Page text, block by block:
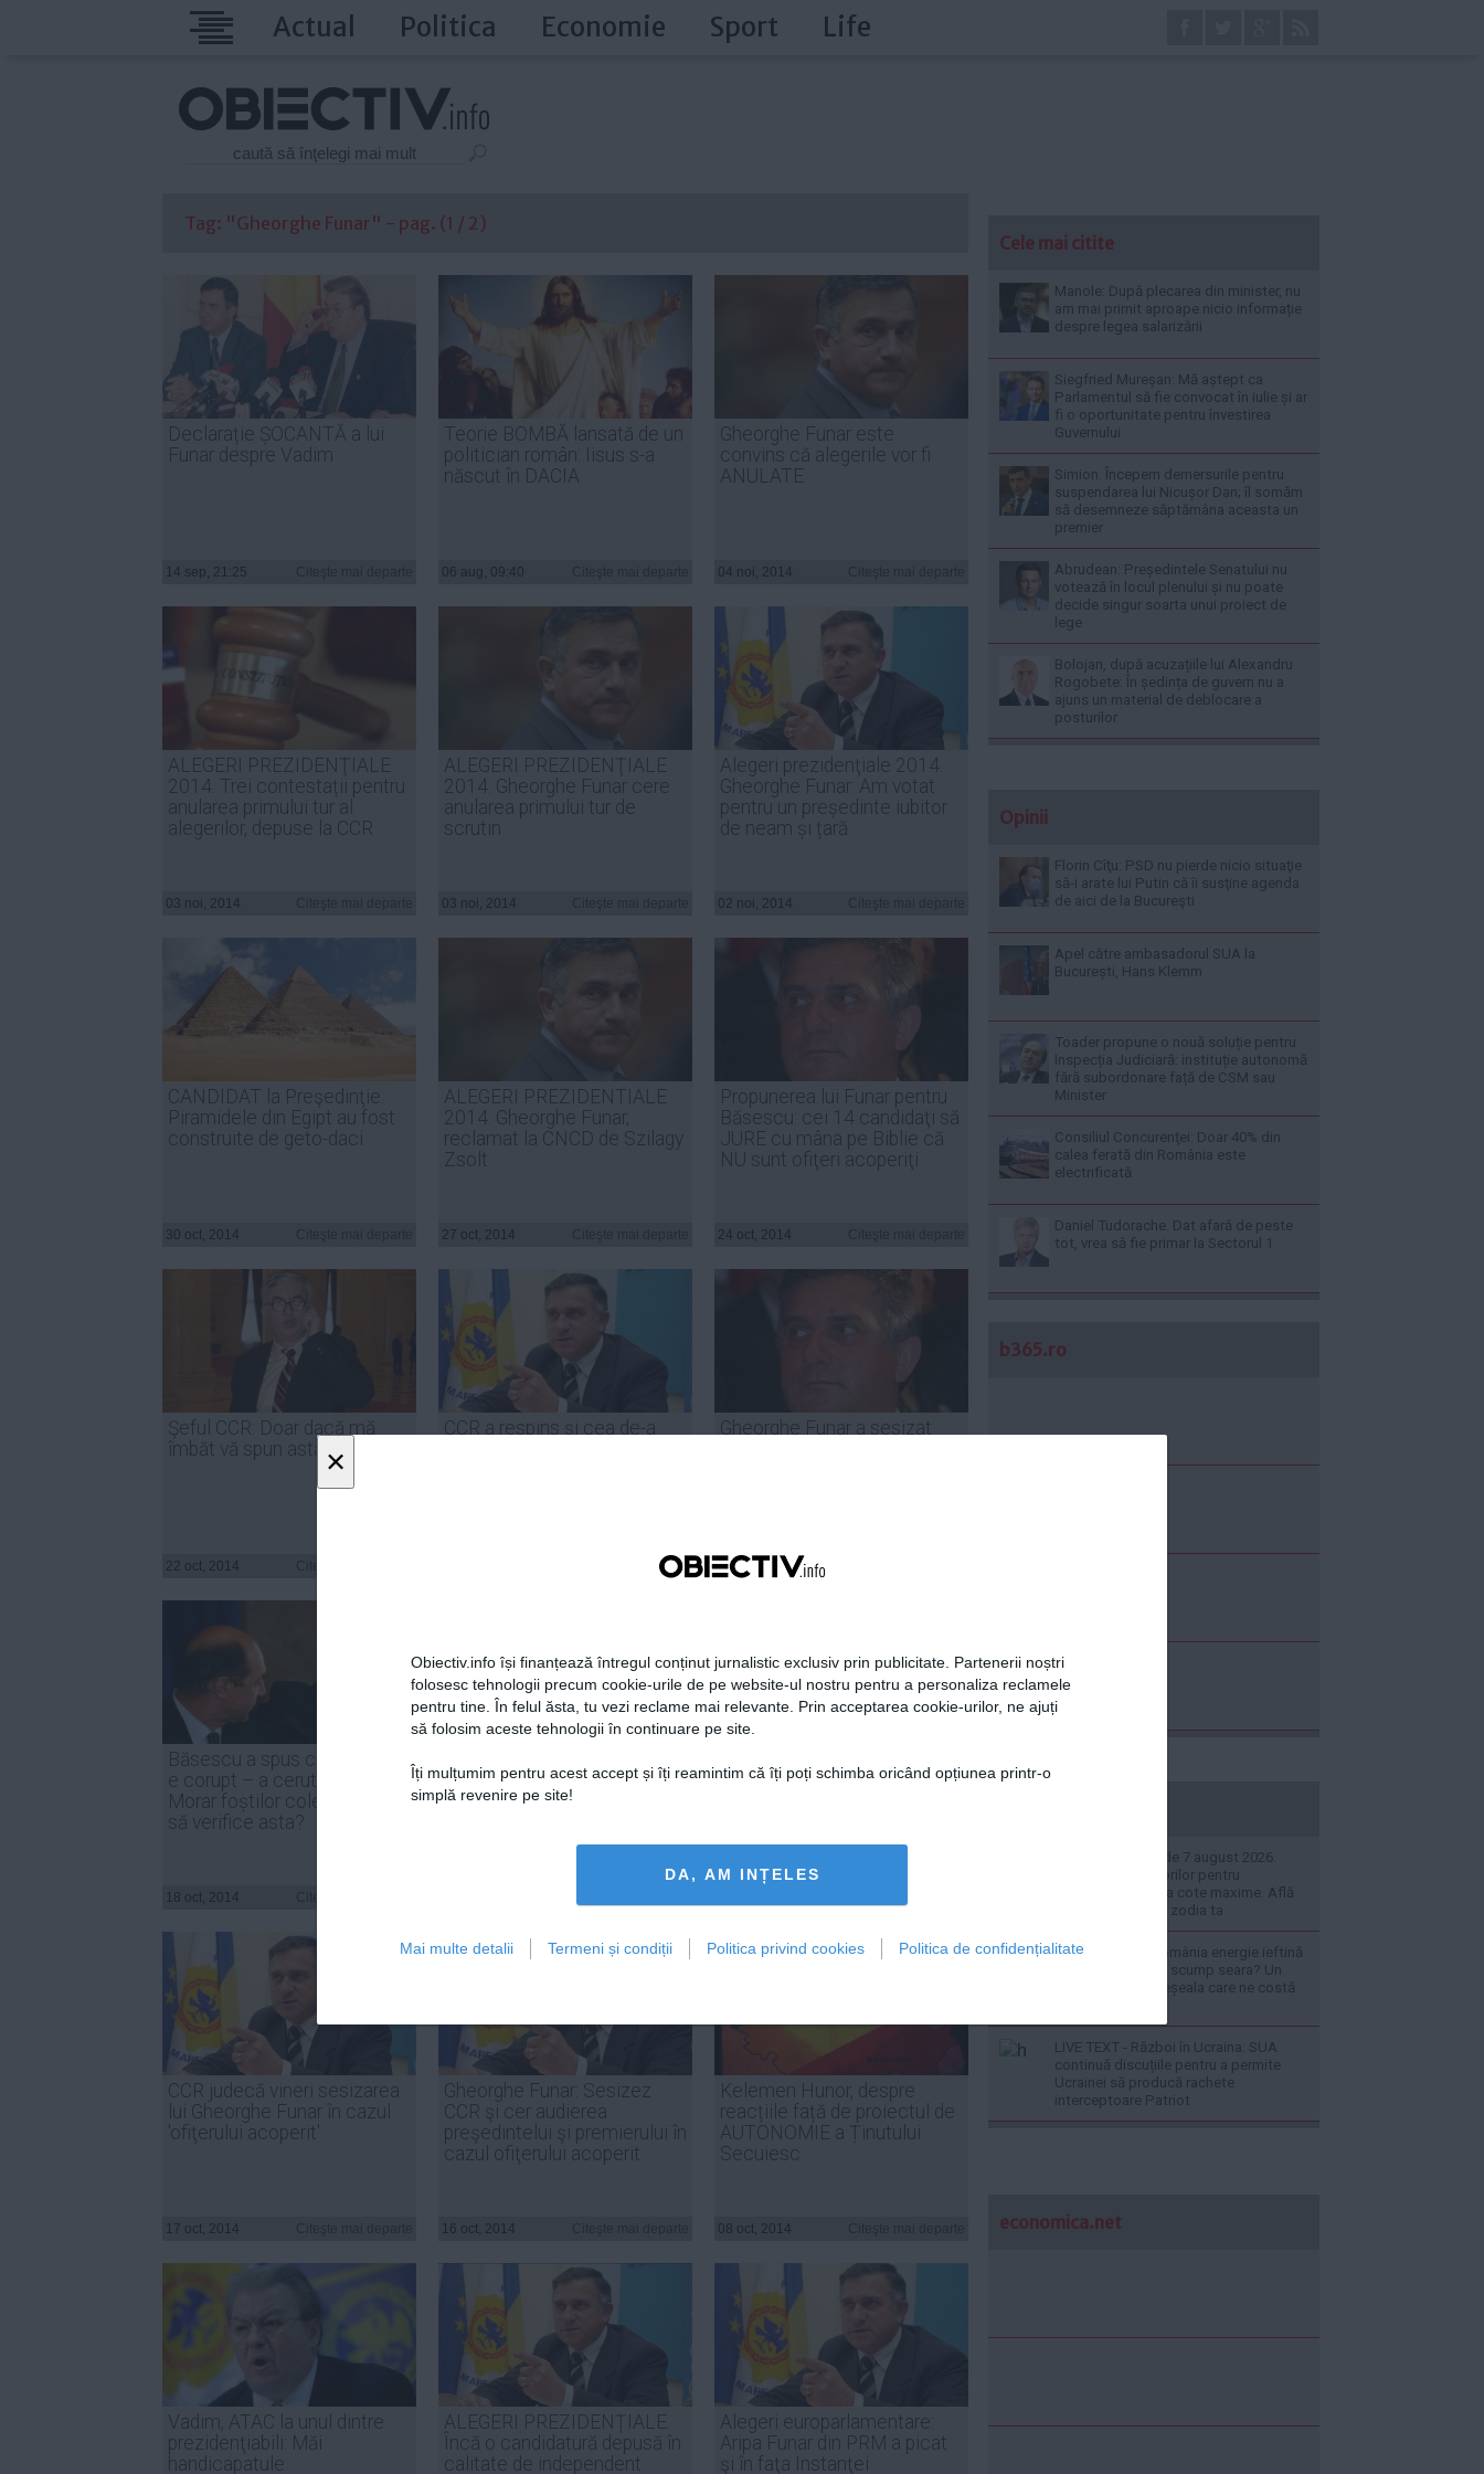
×
Obiectiv.info își finanțează întregul conținut jurnalistic exclusiv prin publicitate. Partenerii noștri
folosesc tehnologii precum cookie-urile de pe website-ul nostru pentru a personaliza reclamele
pentru tine. În felul ăsta, tu vezi reclame mai relevante. Prin acceptarea cookie-urilor, ne ajuți
să folosim aceste tehnologii în continuare pe site.
Îți mulțumim pentru acest accept și îți reamintim că îți poți schimba oricând opțiunea printr-o
simplă revenire pe site!
DA, AM INȚELES
Mai multe detalii Termeni și condiții Politica privind cookies Politica de confidențialitate
Actual Politica Economie Sport Life
Tag: "Gheorghe Funar" - pag. (1 / 2)
Declarație ȘOCANTĂ a lui
Funar despre Vadim
14 sep, 21:25
Teorie BOMBĂ lansată de un
politician român: Iisus s-a
născut în DACIA
06 aug, 09:40
Gheorghe Funar este
convins că alegerile vor fi
ANULATE
04 noi, 2014
ALEGERI PREZIDENŢIALE
2014. Trei contestații pentru
anularea primului tur al
alegerilor, depuse la CCR
03 noi, 2014
ALEGERI PREZIDENŢIALE
2014. Gheorghe Funar cere
anularea primului tur de
scrutin
03 noi, 2014
Alegeri prezidenţiale 2014.
Gheorghe Funar: Am votat
pentru un președinte iubitor
de neam și țară
02 noi, 2014
CANDIDAT la Preşedinţie:
Piramidele din Egipt au fost
construite de geto-daci
30 oct, 2014
ALEGERI PREZIDENTIALE
2014. Gheorghe Funar,
reclamat la CNCD de Szilagy
Zsolt
27 oct, 2014
Propunerea lui Funar pentru
Băsescu: cei 14 candidaţi să
JURE cu mâna pe Biblie că
NU sunt ofiţeri acoperiţi
24 oct, 2014
Şeful CCR: Doar dacă mă
îmbăt vă spun asta
22 oct, 2014
CCR a respins şi cea de-a
Citeşte mai departe
Gheorghe Funar a sesizat
21 oct, 2014
Băsescu a spus că Iohannis
e corupt – a cerut domnul
Morar foștilor colegi din DNA
să verifice asta?
18 oct, 2014
Gheorghe Funar în cazul
'ofiţerului acoperit'
unei candidaturi: Nu ştiu
CCR judecă vineri sesizarea
lui Gheorghe Funar în cazul
'ofiţerului acoperit'
17 oct, 2014
Gheorghe Funar: Sesizez
CCR şi cer audierea
preşedintelui şi premierului în
cazul ofiţerului acoperit
16 oct, 2014
Kelemen Hunor, despre
reacțiile față de proiectul de
AUTONOMIE a Ținutului
Secuiesc
08 oct, 2014
Vadim, ATAC la unul dintre
prezidenţiabili: Măi
handicapatule
ALEGERI PREZIDENȚIALE.
Încă o candidatură depusă în
calitate de independent
Alegeri europarlamentare:
Aripa Funar din PRM a picat
şi în faţa Instanţei
Cele mai citite
Manole: După plecarea din minister, nu
am mai primit aproape nicio informație
despre legea salarizării
Siegfried Mureșan: Mă aștept ca
Parlamentul să fie convocat în iulie și ar
fi o oportunitate pentru învestirea
Guvernului
Simion: Începem demersurile pentru
suspendarea lui Nicușor Dan; îl somăm
să desemneze săptămâna aceasta un
premier
Abrudean: Președintele Senatului nu
votează în locul plenului și nu poate
decide singur soarta unui proiect de
lege
Bolojan, după acuzațiile lui Alexandru
Rogobete: În ședința de guvern nu a
ajuns un material de deblocare a
posturilor
Opinii
Florin Cîţu: PSD nu pierde nicio situaţie
să-i arate lui Putin că îi susţine agenda
de aici de la Bucureşti
Apel către ambasadorul SUA la
București, Hans Klemm
Toader propune o nouă soluție pentru
Inspecția Judiciară: instituție autonomă
fără subordonare față de CSM sau
Minister
Consiliul Concurenţei: Doar 40% din
calea ferată din România este
electrificată
Daniel Tudorache. Dat afară de peste
tot, vrea să fie primar la Sectorul 1
b365.ro
Horoscopul zilei de 7 august 2026.
Apetitul Săgetătorilor pentru
cunoaștere este la cote maxime. Află
ce se întâmplă cu zodia ta
De ce produce România energie ieftină
ziua și o cumpără scump seara? Un
expert explică greșeala care ne costă
LIVE TEXT - Război în Ucraina: SUA
continuă discuțiile pentru a permite
Ucrainei să producă rachete
interceptoare Patriot
economica.net